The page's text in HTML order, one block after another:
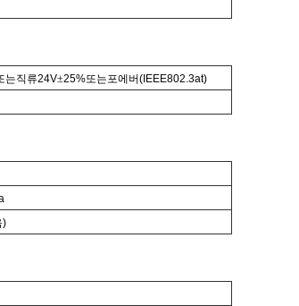
는직류24V±25%또는포에버(IEEE802.3at)
)